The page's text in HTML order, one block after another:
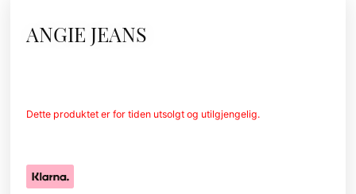
ANGIE JEANS
Dette produktet er for tiden utsolgt og utilgjengelig.